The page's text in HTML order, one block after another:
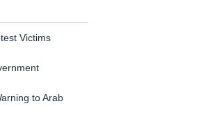
Victims
to Arab